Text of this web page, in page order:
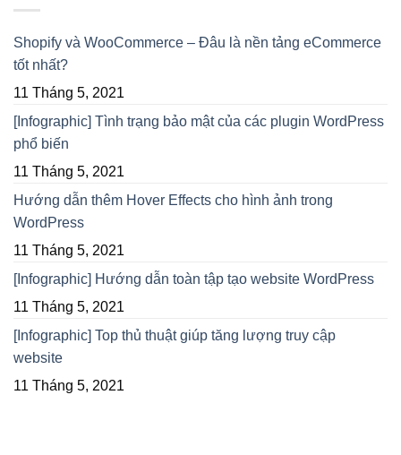
Shopify và WooCommerce – Đâu là nền tảng eCommerce
tốt nhất?
11 Tháng 5, 2021
[Infographic] Tình trạng bảo mật của các plugin WordPress
phổ biến
11 Tháng 5, 2021
Hướng dẫn thêm Hover Effects cho hình ảnh trong
WordPress
11 Tháng 5, 2021
[Infographic] Hướng dẫn toàn tập tạo website WordPress
11 Tháng 5, 2021
[Infographic] Top thủ thuật giúp tăng lượng truy cập
website
11 Tháng 5, 2021